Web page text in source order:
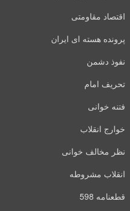
اقتصاد مقاومتی
پرونده هسته ای ایران
نفوذ دشمن
تحریف امام
فتنه خوانی
خوارج انقلاب
نظر مخالف خوانی
انقلاب مشروطه
قطعنامه 598